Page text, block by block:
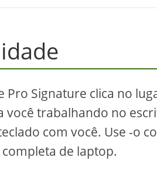
Pro Signature clica no
você trabalhando no
com você. Use -o
de laptop.